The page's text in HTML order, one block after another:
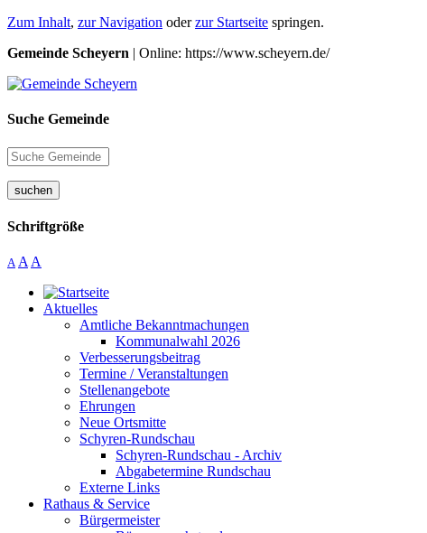
Zum Inhalt, zur Navigation oderzur Startseite springen.
Gemeinde Scheyern | Online: https://www.scheyern.de/
Suche Gemeinde
suchen
Schriftgröße
A A A
Aktuelles
Amtliche Bekanntmachungen
Kommunalwahl 2026
Verbesserungsbeitrag
Termine / Veranstaltungen
Stellenangebote
Ehrungen
Neue Ortsmitte
Schyren-Rundschau
Schyren-Rundschau - Archiv
Abgabetermine Rundschau
Externe Links
Rathaus & Service
Bürgermeister